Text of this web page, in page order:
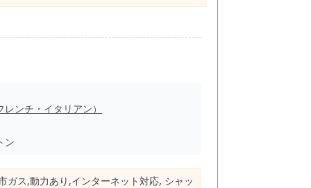
レンチ・イタリアン）
ン
ガス,動⼒あり,インターネット対応, シャッ